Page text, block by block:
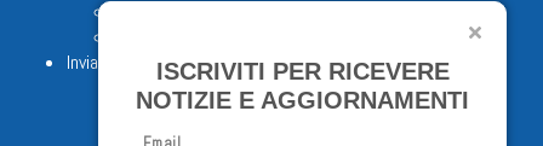
Invia proposta editorialeISCRIVITI PER RICEVERE
NOTIZIE E AGGIORNAMENTI